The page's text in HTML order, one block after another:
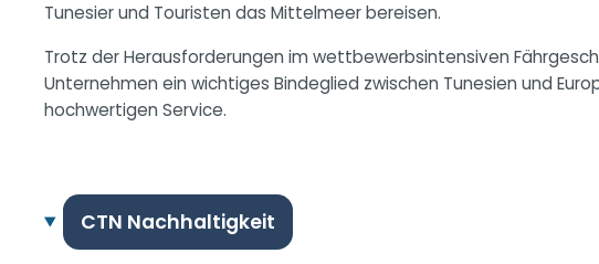
Tunesier und Touristen das Mittelmeer bereisen.
Trotz der Herausforderungen im wettbewerbsintensiven
Unternehmen ein wichtiges Bindeglied zwischen Tunesien und
hochwertigen Service.
CTN Nachhaltigkeit